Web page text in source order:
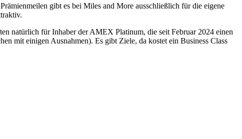
gibt es bei Miles and More ausschließlich für die eigene
natürlich für Inhaber der AMEX Platinum, die seit Februar 2024 einen
mit einigen Ausnahmen). Es gibt Ziele, da kostet ein Business Class